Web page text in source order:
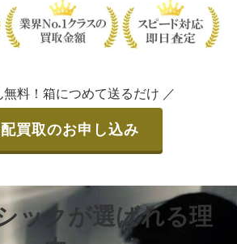
無料！箱につめて送るだけ ／
買取のお申し込み
ックが選ばれる理